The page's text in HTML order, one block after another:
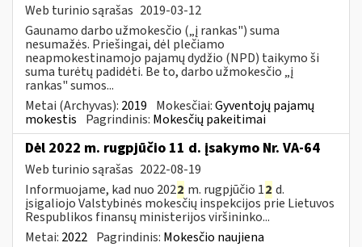
Web turinio sąrašas 2019-03-12
Gaunamo darbo užmokesčio („į rankas") suma
nesumažės. Priešingai, dėl plečiamo
neapmokestinamojo pajamų dydžio (NPD) taikymo ši
suma turėtų padidėti. Be to, darbo užmokesčio „į
rankas" sumos...
Metai (Archyvas): 2019 Mokesčiai:Gyventojų pajamų
mokestis Pagrindinis: Mokesčių pakeitimai
Dėl 2022 m. rugpjūčio 11 d. įsakymo Nr. VA-64
Web turinio sąrašas 2022-08-19
Informuojame, kad nuo 2022 m. rugpjūčio 12 d.
įsigaliojo Valstybinės mokesčių inspekcijos prie Lietuvos
Respublikos finansų ministerijos viršininko...
Metai: 2022 Pagrindinis: Mokesčio naujiena